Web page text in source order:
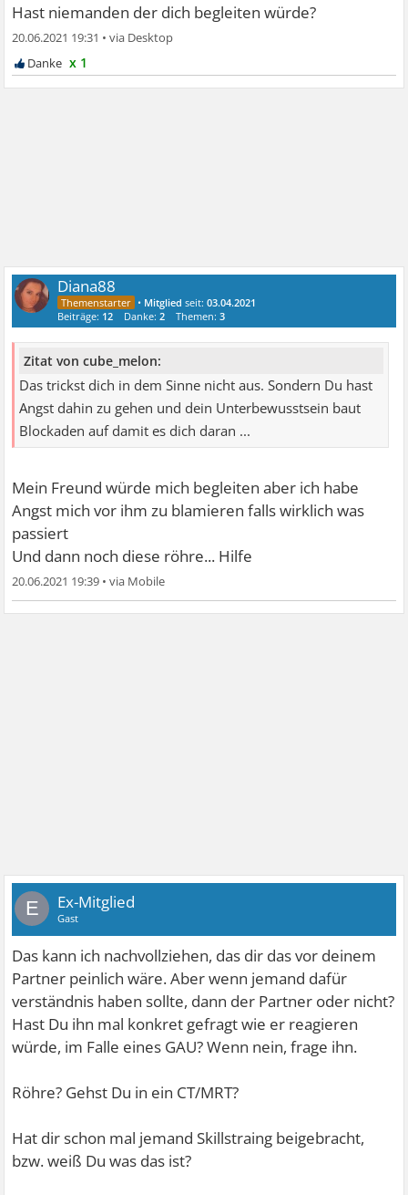
Hast niemanden der dich begleiten würde?
20.06.2021 19:31 •
x 1
Diana88
• Mitglied seit:03.04.2021
Beiträge: 12 Danke:2 Themen:3
Zitat von cube_melon:
Das trickst dich in dem Sinne nicht aus. Sondern Du hast
Angst dahin zu gehen und dein Unterbewusstsein baut
Blockaden auf damit es dich daran ...
Mein Freund würde mich begleiten aber ich habe
Angst mich vor ihm zu blamieren falls wirklich was
passiert
Und dann noch diese röhre... Hilfe
20.06.2021 19:39 •
E Ex-Mitglied
Gast
Das kann ich nachvollziehen, das dir das vor deinem
Partner peinlich wäre. Aber wenn jemand dafür
verständnis haben sollte, dann der Partner oder nicht?
Hast Du ihn mal konkret gefragt wie er reagieren
würde, im Falle eines GAU? Wenn nein, frage ihn.
Röhre? Gehst Du in ein CT/MRT?
Hat dir schon mal jemand Skillstraing beigebracht,
bzw. weiß Du was das ist?